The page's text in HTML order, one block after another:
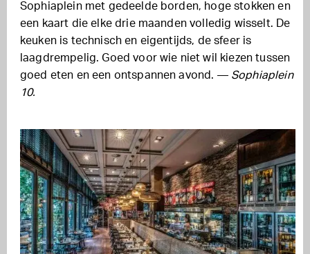
Sophiaplein met gedeelde borden, hoge stokken en
een kaart die elke drie maanden volledig wisselt. De
keuken is technisch en eigentijds, de sfeer is
laagdrempelig. Goed voor wie niet wil kiezen tussen
goed eten en een ontspannen avond. — Sophiaplein
10.